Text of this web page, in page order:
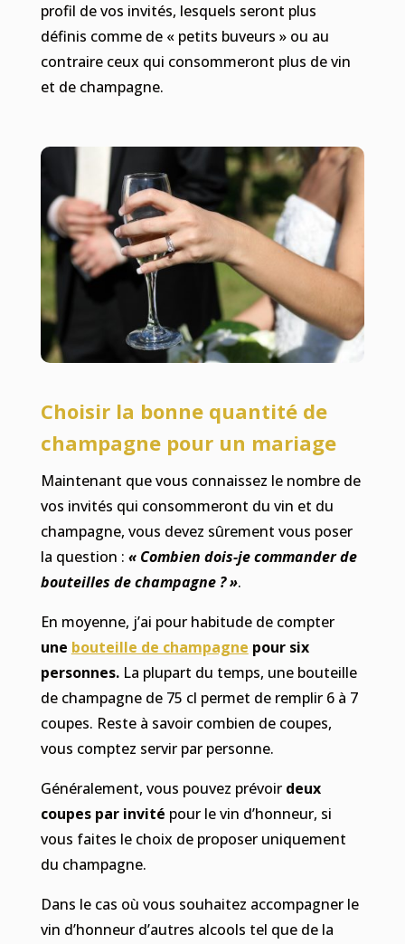
profil de vos invités, lesquels seront plus
définis comme de « petits buveurs » ou au
contraire ceux qui consommeront plus de vin
et de champagne.
Choisir la bonne quantité de
champagne pour un mariage
Maintenant que vous connaissez le nombre de
vos invités qui consommeront du vin et du
champagne, vous devez sûrement vous poser
la question : « Combien dois-je commander de
bouteilles de champagne ? ».
En moyenne, j’ai pour habitude de compter
une bouteille de champagne pour six
personnes.La plupart du temps, une bouteille
de champagne de 75 cl permet de remplir 6 à 7
coupes. Reste à savoir combien de coupes,
vous comptez servir par personne.
Généralement, vous pouvez prévoir deux
coupes par invité pour le vin d’honneur, si
vous faites le choix de proposer uniquement
du champagne.
Dans le cas où vous souhaitez accompagner le
vin d’honneur d’autres alcools tel que de la